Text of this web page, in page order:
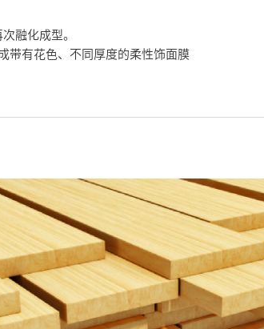
融化成型。
带有花色、不同厚度的柔性饰面膜